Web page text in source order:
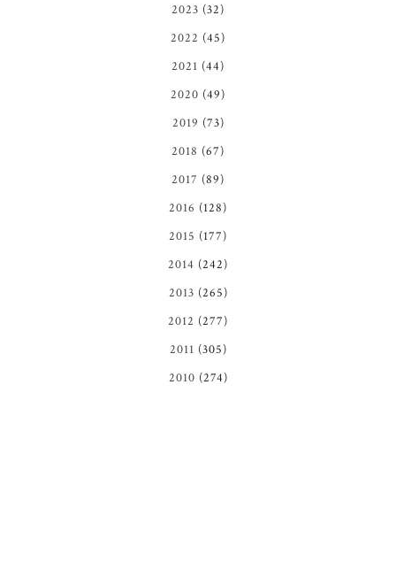
2023 (32)
2022 (45)
2021 (44)
2020 (49)
2019 (73)
2018 (67)
2017 (89)
2016 (128)
2015 (177)
2014 (242)
2013 (265)
2012 (277)
2011 (305)
2010 (274)